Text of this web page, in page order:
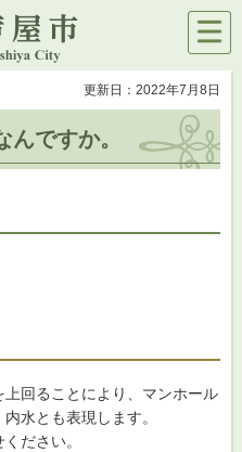
メニ
ュー
更新日：2022年7月8日
ですか。
回ることにより、マンホール
水とも表現します。
ださい。